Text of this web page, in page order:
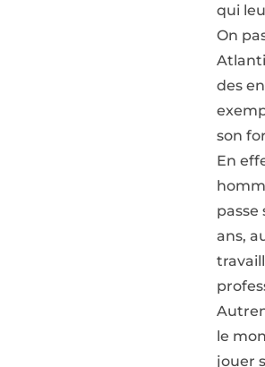
qui
On
des
son
En
passe
ans,
le
jouer